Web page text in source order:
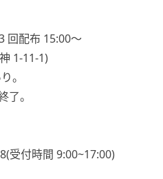
回配布 15:00〜
1-11-1)
。
。
受付時間 9:00~17:00)